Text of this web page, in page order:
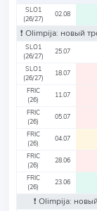
SLO1
(26/27)
02.08
❗️ Olimpija: новый
SLO1
(26/27)
25.07
SLO1
(26/27)
18.07
FRIC
(26)
11.07
FRIC
(26)
05.07
FRIC
(26)
04.07
FRIC
(26)
28.06
FRIC
(26)
23.06
❗️ Olimpija: